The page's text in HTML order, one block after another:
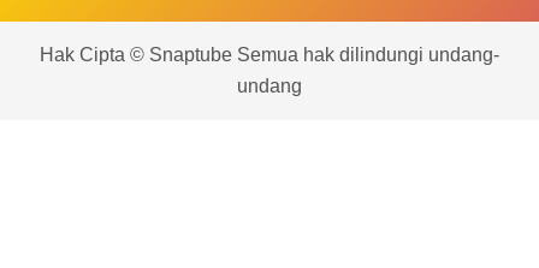
Hak Cipta © Snaptube Semua hak dilindungi undang-
undang